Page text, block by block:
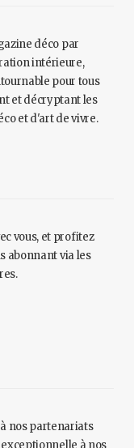
déco par
intérieure,
pour tous
et décryptant les
et d'art de vivre.
vous, et profitez
abonnant via les
nos partenariats